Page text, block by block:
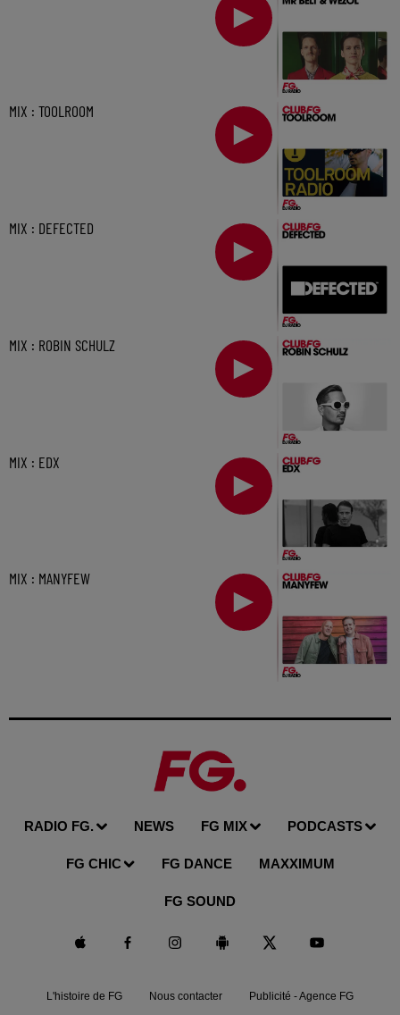
MIX : TOOLROOM
MIX : DEFECTED
MIX : ROBIN SCHULZ
MIX : EDX
MIX : MANYFEW
RADIO FG. NEWS FG MIX PODCASTS
FG CHIC FG DANCE MAXXIMUM
FG SOUND
L'histoire de FG Nous contacter Publicité - Agence FG